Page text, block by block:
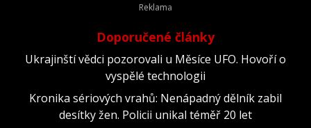
Doporučené články
Ukrajinští vědci pozorovali u Měsíce UFO. Hovoří o
vyspělé technologii
Kronika sériových vrahů: Nenápadný dělník zabil
desítky žen. Policii unikal téměř 20 let